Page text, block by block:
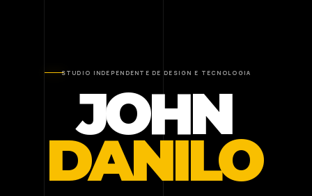
STUDIO INDEPENDENTE DE DESIGN E TECNOLOGIA
JOHN
DANILO